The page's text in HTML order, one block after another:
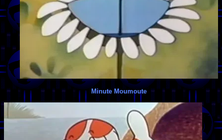
Minute Moumoute